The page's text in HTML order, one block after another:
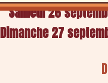
Samedi 26
Dimanche 27